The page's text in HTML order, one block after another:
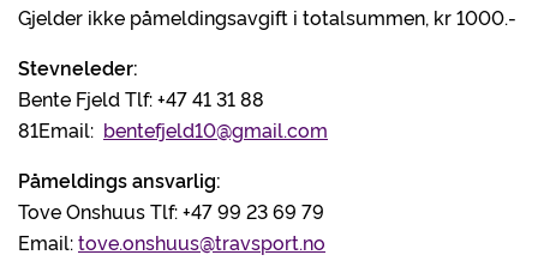
Gjelder ikke påmeldingsavgift i totalsummen, kr 1000.-
Stevneleder:
Bente Fjeld Tlf: +47 41 31 88
81Email: bentefjeld10@gmail.com
Påmeldings ansvarlig:
Tove Onshuus Tlf: +47 99 23 69 79
Email:tove.onshuus@travsport.no